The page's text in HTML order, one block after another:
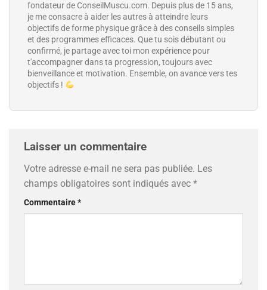
fondateur de ConseilMuscu.com. Depuis plus de 15 ans,
je me consacre à aider les autres à atteindre leurs
objectifs de forme physique grâce à des conseils simples
et des programmes efficaces. Que tu sois débutant ou
confirmé, je partage avec toi mon expérience pour
t'accompagner dans ta progression, toujours avec
bienveillance et motivation. Ensemble, on avance vers tes
objectifs !
Laisser un commentaire
Votre adresse e-mail ne sera pas publiée. Les
champs obligatoires sont indiqués avec *
Commentaire*